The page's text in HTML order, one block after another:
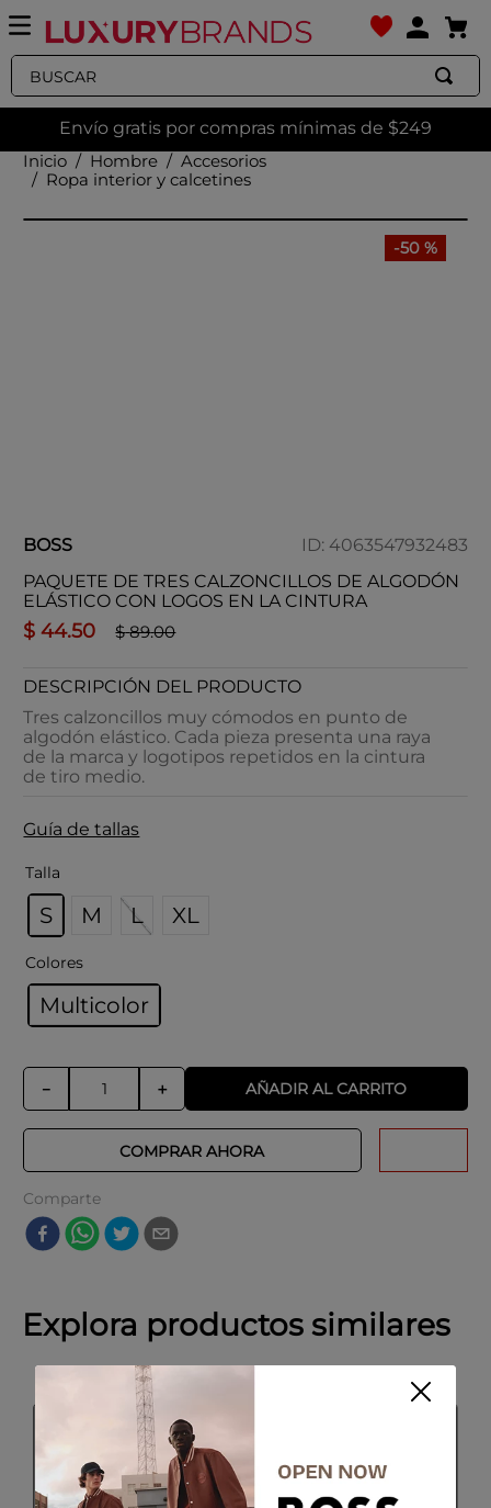
Buscar
Envío gratis por compras mínimas de $249
Hombre
Accesorios
Ropa interior y calcetines
-50 %
BOSS ID: 4063547932483
PAQUETE DE TRES CALZONCILLOS DE ALGODÓN
ELÁSTICO CON LOGOS EN LA CINTURA
$ 44.50 $ 89.00
DESCRIPCIÓN DEL PRODUCTO
Tres calzoncillos muy cómodos en punto de
algodón elástico. Cada pieza presenta una raya
de la marca y logotipos repetidos en la cintura
de tiro medio.
Guía de tallas
Talla
S M L XL
Colores
Multicolor
＋
－ AÑADIR AL CARRITO
COMPRAR AHORA
Comparte
Explora productos similares